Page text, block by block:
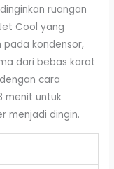
ruangan
Cool yang
pada kondensor,
dari bebas karat
cara
menit untuk
menjadi dingin.